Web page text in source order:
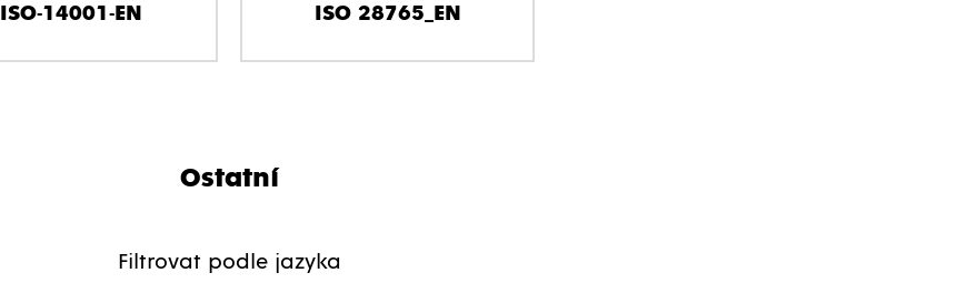
ISO-14001-EN ISO 28765_EN
Ostatní
Filtrovat podle jazyka